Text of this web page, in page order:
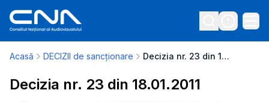
Acasă DECIZII de sancționare Decizia nr. 23 din 18.01.2011
Decizia nr. 23 din 18.01.2011